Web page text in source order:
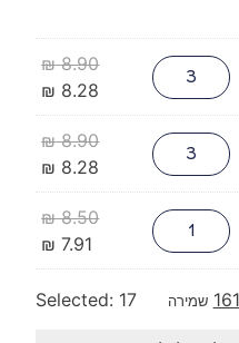
₪8.90
₪ 8.28
₪8.90
₪ 8.28
₪8.50
₪ 7.91
שמירה Selected: 17